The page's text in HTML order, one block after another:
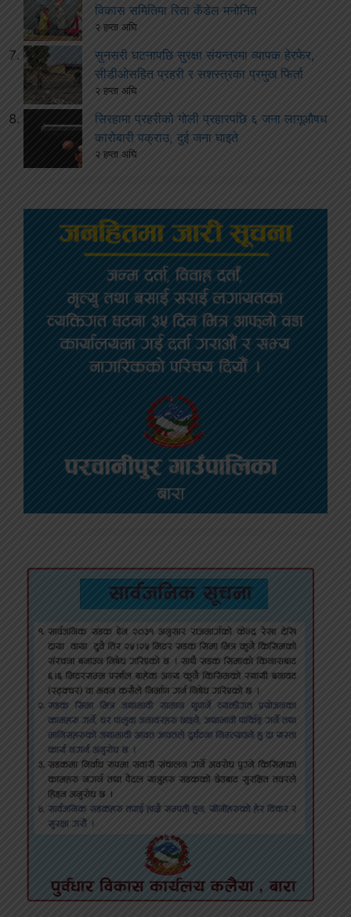
विकास समितिमा रिता कँडेल मनोनित
२ हप्ता अघि
सुनसरी घटनापछि सुरक्षा संयन्त्रमा व्यापक हेरफेर,
सीडीओसहित प्रहरी र सशस्त्रका प्रमुख फिर्ता
२ हप्ता अघि
सिरहामा प्रहरीको गोली प्रहारपछि ६ जना लागूऔषध
कारोबारी पक्राउ, दुई जना घाइते
२ हप्ता अघि